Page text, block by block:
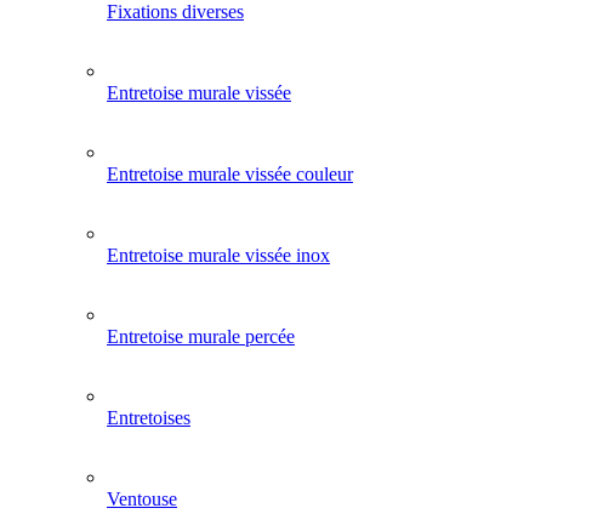
Fixations diverses
Entretoise murale vissée
Entretoise murale vissée couleur
Entretoise murale vissée inox
Entretoise murale percée
Entretoises
Ventouse